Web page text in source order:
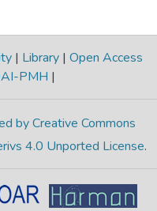
| Library | Open Access
PMH |
by Creative Commons
4.0 Unported License.